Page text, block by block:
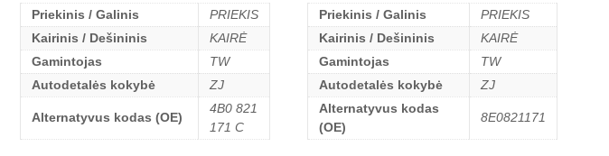
Priekinis / Galinis
PRIEKIS
Kairinis / Dešininis
KAIRĖ
Gamintojas
TW
Autodetalės kokybė
ZJ
Alternatyvus kodas (OE)
4B0 821
171 C
Priekinis / Galinis
PRIEKIS
Kairinis / Dešininis
KAIRĖ
Gamintojas
TW
Autodetalės kokybė
ZJ
Alternatyvus kodas
(OE)
8E0821171